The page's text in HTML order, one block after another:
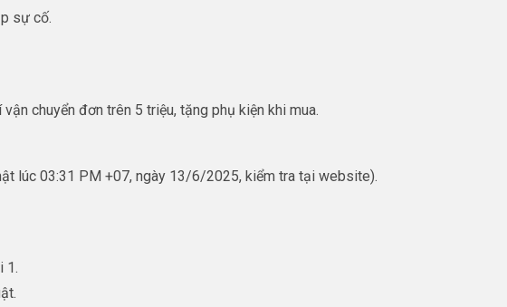
sự cố.
chuyển đơn trên 5 triệu, tặng phụ kiện khi mua.
lúc 03:31 PM +07, ngày 13/6/2025, kiểm tra tại website).
1.